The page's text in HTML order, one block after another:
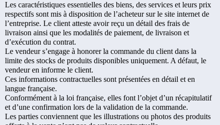
Les caractéristiques essentielles des biens, des services et leurs prix
respectifs sont mis à disposition de l’acheteur sur le site internet de
l’entreprise. Le client atteste avoir reçu un détail des frais de
livraison ainsi que les modalités de paiement, de livraison et
d’exécution du contrat.
Le vendeur s’engage à honorer la commande du client dans la
limite des stocks de produits disponibles uniquement. A défaut, le
vendeur en informe le client.
Ces informations contractuelles sont présentées en détail et en
langue française.
Conformément à la loi française, elles font l’objet d’un récapitulatif
et d’une confirmation lors de la validation de la commande.
Les parties conviennent que les illustrations ou photos des produits